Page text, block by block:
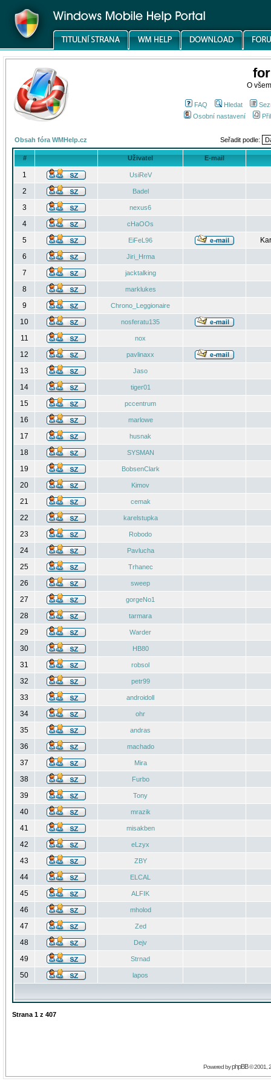
O
FAQ Hledat
Osobní nastavení
Obsah fóra WMHelp.cz Seřadit podle:
# Uživatel E-mail
1 UsiReV
2 Badel
3 nexus6
4 cHaOOs
5 EiFeL96
6
Jiri_Hrma
7 jacktalking
8 marklukes
9 Chrono_Leggionaire
10 nosferatu135
11 nox
12 pavlinaxx
13 Jaso
14 tiger01
15 pccentrum
16 marlowe
17 husnak
18 SYSMAN
19 BobsenClark
20 Kimov
21 cemak
22 karelstupka
23 Robodo
24 Pavlucha
25 Trhanec
26 sweep
27 gorgeNo1
28 tarmara
29 Warder
30 HB80
31 robsol
32 petr99
33 androidoll
34 ohr
35 andras
36 machado
37 Mira
38 Furbo
39 Tony
40 mrazik
41 misakben
42 eLzyx
43 ZBY
44 ELCAL
45 ALFIK
46 mholod
47 Zed
48 Dejv
49 Strnad
50 lapos
Strana 1 z 407
Powered byphpBB© 2001,